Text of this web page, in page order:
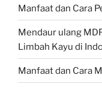
Manfaat dan Cara
Mendaur ulang
Limbah Kayu di
Manfaat dan Cara